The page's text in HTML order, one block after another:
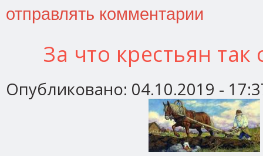
отправлять комментарии
За что крестьян так
Опубликовано: 04.10.2019 -